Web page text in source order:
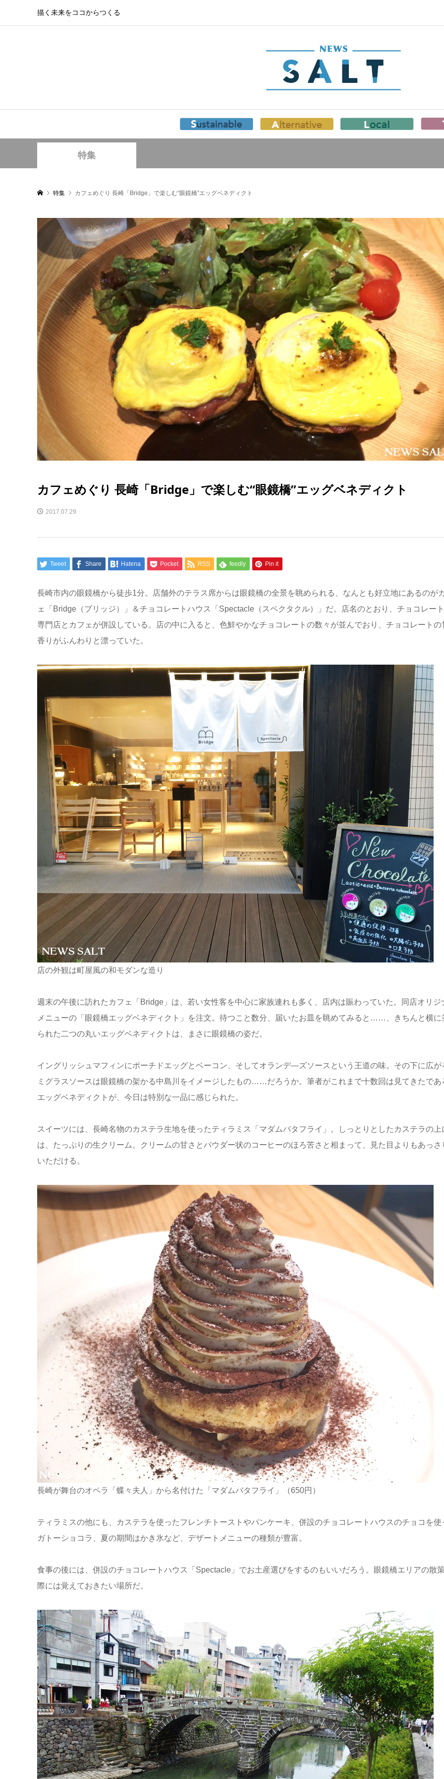
描く未来をココからつくる
特集
特集 カフェめぐり 長崎「Bridge」で楽しむ“眼鏡橋”エッグベネディクト
カフェめぐり 長崎「Bridge」で楽しむ“眼鏡橋”エッグベネディクト
2017.07.29
Tweet Share Hatena Pocket RSS feedly Pin it
長崎市内の眼鏡橋から徒歩1分。店舗外のテラス席からは眼鏡橋の全景を眺められる、なんとも好立地にあるのが
ェ「Bridge（ブリッジ）」＆チョコレートハウス「Spectacle（スペクタクル）」だ。店名のとおり、チョコレー
専門店とカフェが併設している。店の中に入ると、色鮮やかなチョコレートの数々が並んでおり、チョコレートの
香りがふんわりと漂っていた。
店の外観は町屋風の和モダンな造り
週末の午後に訪れたカフェ「Bridge」は、若い女性客を中心に家族連れも多く、店内は賑わっていた。同店オリジ
メニューの「眼鏡橋エッグベネディクト」を注文。待つこと数分、届いたお皿を眺めてみると……、きちんと横に
られた二つの丸いエッグベネディクトは、まさに眼鏡橋の姿だ。
イングリッシュマフィンにポーチドエッグとベーコン、そしてオランデ―ズソースという王道の味。その下に広が
ミグラスソースは眼鏡橋の架かる中島川をイメージしたもの……だろうか。筆者がこれまで十数回は見てきたであ
エッグベネディクトが、今日は特別な一品に感じられた。
スイーツには、長崎名物のカステラ生地を使ったティラミス「マダムバタフライ」。しっとりとしたカステラの上
は、たっぷりの生クリーム。クリームの甘さとパウダー状のコーヒーのほろ苦さと相まって、見た目よりもあっさ
いただける。
長崎が舞台のオペラ「蝶々夫人」から名付けた「マダムバタフライ」（650円）
ティラミスの他にも、カステラを使ったフレンチトーストやパンケーキ、併設のチョコレートハウスのチョコを使
ガトーショコラ、夏の期間はかき氷など、デザートメニューの種類が豊富。
食事の後には、併設のチョコレートハウス「Spectacle」でお土産選びをするのもいいだろう。眼鏡橋エリアの散
際には覚えておきたい場所だ。